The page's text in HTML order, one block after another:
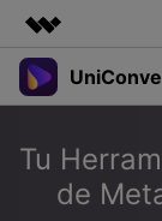
Productos
Utilidades
Resumen
Quiénes somos
Características
Tu
de